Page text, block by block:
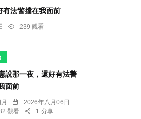
有法警擋在我面前
239 觀看
說那一夜，還好有法警
面前
2026年八月06日
觀看
1 分享